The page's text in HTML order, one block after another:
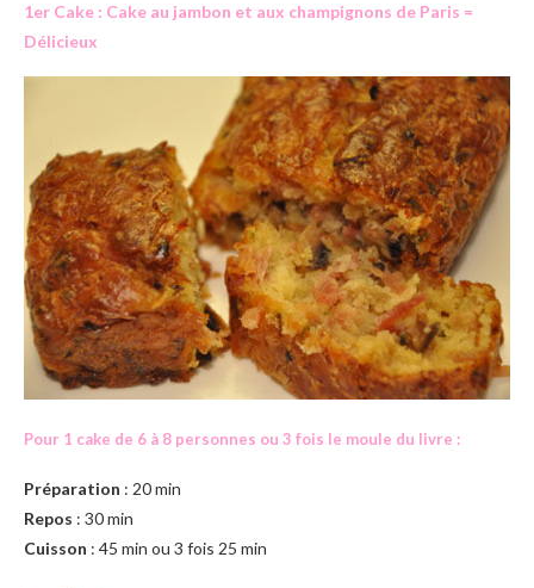
1er Cake : Cake au jambon et aux champignons de Paris =
Délicieux
Pour 1 cake de 6 à 8 personnes ou 3 fois le moule du livre :
Préparation : 20 min
Repos : 30 min
Cuisson : 45 min ou 3 fois 25 min